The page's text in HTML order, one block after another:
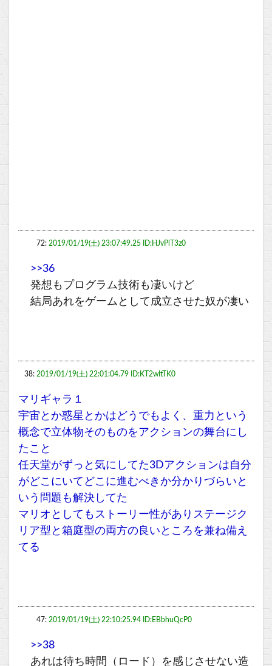
72: 2019/01/19(土) 23:07:49.25 ID:HJvPlT3z0
>>36
発想もプログラム技術も凄いけど
結局あれをゲームとして成立させた奴が凄い
38: 2019/01/19(土) 22:01:04.79 ID:KT2wItTK0
マリギャラ１
宇宙とか惑星とかはどうでもよく、重力という
概念で立体物そのものをアクションの舞台にし
たこと
任天堂がずっと気にしてた3Dアクションは自分
がどこにいてどこに進むべきか分かりづらいと
いう問題も解決してた
マリオとしてもストーリー性がありステージク
リア型と箱庭型の両方の良いところを兼ね備え
てる
47: 2019/01/19(土) 22:10:25.94 ID:EBbhuQcP0
>>38
あれは待ち時間（ロード）を感じさせない造